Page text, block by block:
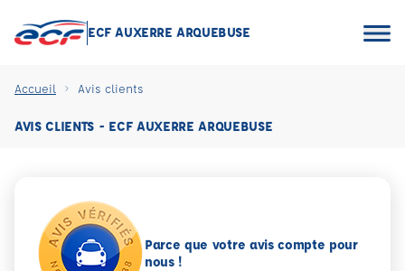
ECF AUXERRE ARQUEBUSE
Accueil Avis clients
AVIS CLIENTS - ECF AUXERRE ARQUEBUSE
Parce que votre avis compte pour
nous !